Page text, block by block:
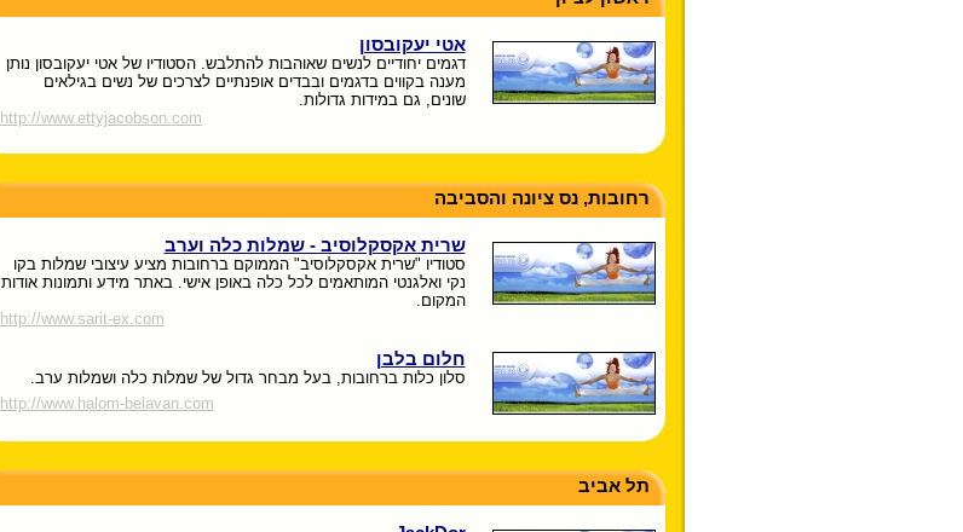
אטי יעקובסון
דגמים יחודיים לנשים שאוהבות להתלבש. הסטודיו של אטי יעקובסון נותן
מענה בקווים בדגמים ובבדים אופנתיים לצרכים של נשים בגילאים
שונים, גם במידות גדולות.
http://www.ettyjacobson.com
רחובות, נס ציונה והסביבה
שרית אקסקלוסיב - שמלות כלה וערב
סטודיו "שרית אקסקלוסיב" הממוקם ברחובות מציע עיצובי שמלות בקו
נקי ואלגנטי המותאמים לכל כלה באופן אישי. באתר מידע ותמונות אודות
המקום.
http://www.sarit-ex.com
חלום בלבן
סלון כלות ברחובות, בעל מבחר גדול של שמלות כלה ושמלות ערב.
http://www.halom-belavan.com
תל אביב